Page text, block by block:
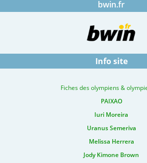
bwin.fr
Info site
Fiches des olympiens &
PAIXAO
Iuri Moreira
Uranus Semeriva
Melissa Herrera
Jody Kimone Brown